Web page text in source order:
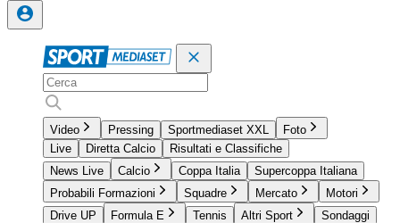
Video Pressing Sportmediaset XXL
Foto
Live
Diretta Calcio
Risultati e Classifiche
News Live
Calcio Coppa Italia
Supercoppa Italiana
Probabili Formazioni
Squadre Mercato
Motori
Drive UP
Formula E Tennis Altri Sport
Sondaggi